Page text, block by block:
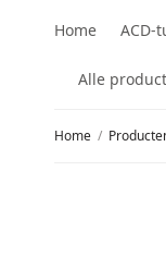
Home ACD-
Alle
Home /